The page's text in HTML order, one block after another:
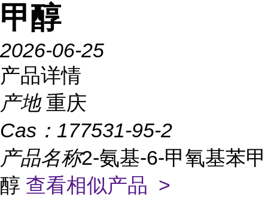
甲醇
2026-06-25
产品详情
产地 重庆
Cas： 177531-95-2
产品名称2-氨基-6-甲氧基苯甲
醇 查看相似产品 >